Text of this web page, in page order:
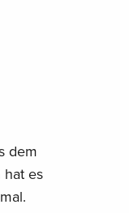
dem
hat es